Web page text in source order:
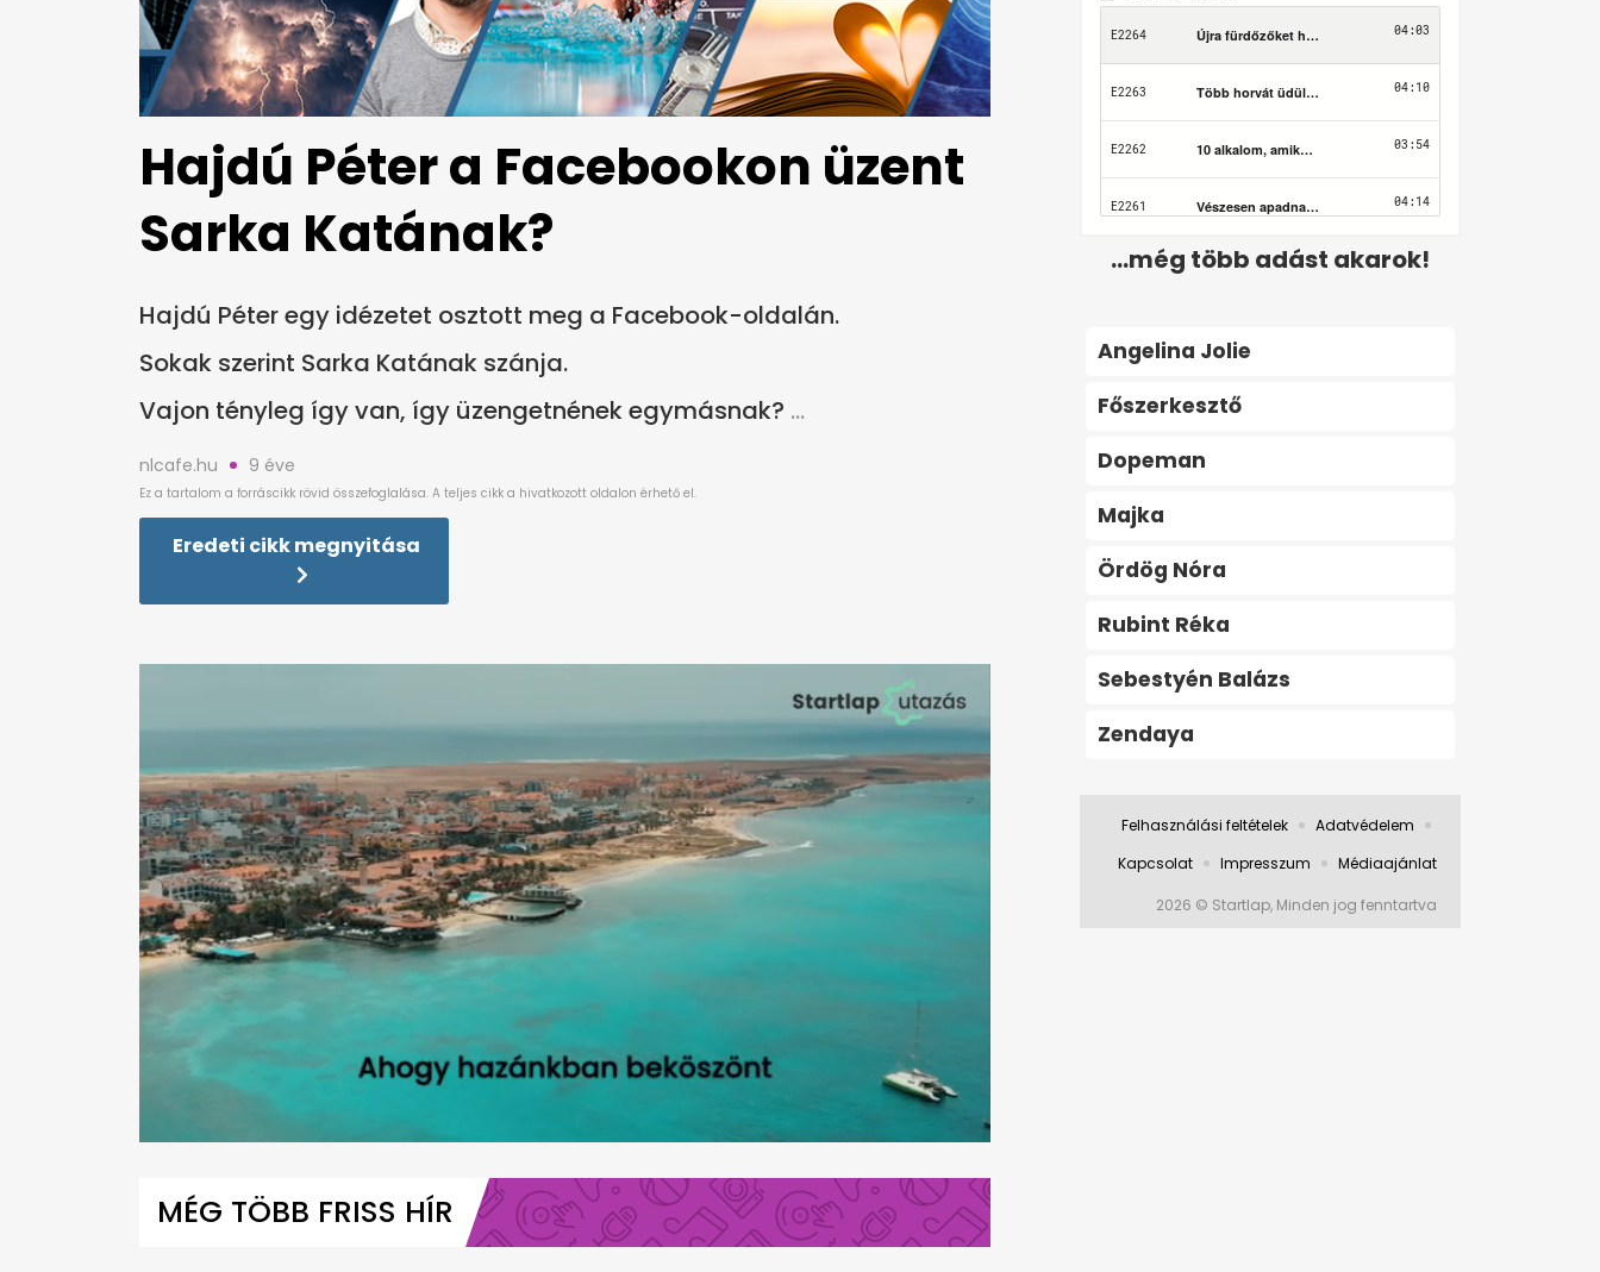
Hajdú Péter a Facebookon üzent
Sarka Katának?
Hajdú Péter egy idézetet osztott meg a Facebook-oldalán.
Sokak szerint Sarka Katának szánja.
Vajon tényleg így van, így üzengetnének egymásnak?
nlcafe.hu 9 éve
Eredeti cikk megnyitása
minute,
MÉG TÖBB FRISS HÍR
...még több adást akarok!
Angelina Jolie
Főszerkesztő
Dopeman
Majka
Ördög Nóra
Rubint Réka
Sebestyén Balázs
Zendaya
Felhasználási feltételek
Adatvédelem
Kapcsolat
Impresszum Médiaajánlat
2026 © Startlap, Minden jog fenntartva